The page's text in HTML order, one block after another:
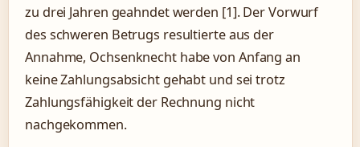
zu drei Jahren geahndet werden [1]. Der Vorwurf
des schweren Betrugs resultierte aus der
Annahme, Ochsenknecht habe von Anfang an
keine Zahlungsabsicht gehabt und sei trotz
Zahlungsfähigkeit der Rechnung nicht
nachgekommen.